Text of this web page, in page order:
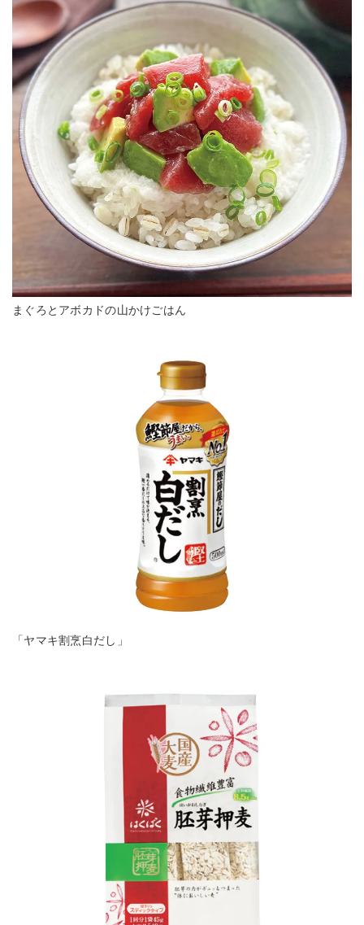
まぐろとアボカドの山かけごはん
「ヤマキ割烹白だし」